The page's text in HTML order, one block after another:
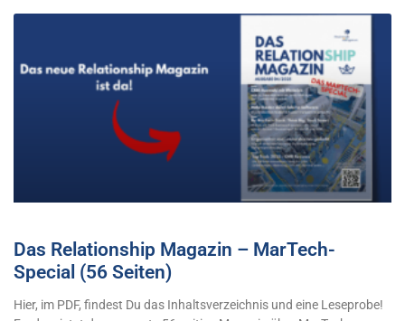
Das Relationship Magazin – MarTech-
Special (56 Seiten)
Hier, im PDF, findest Du das Inhaltsverzeichnis und eine Leseprobe!